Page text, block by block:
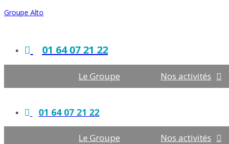
Skip
Groupe Alto
01 64 07 21 22
Le Groupe Nos activités
01 64 07 21 22
Le Groupe Nos activités